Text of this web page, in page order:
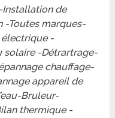
Installation de
-Toutes marques-
électrique -
solaire -Détrartrage-
chauffage-
appareil de
Bruleur-
thermique -